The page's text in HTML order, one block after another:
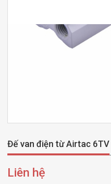
Đế van điện từ Airtac 6TV
Liên hệ